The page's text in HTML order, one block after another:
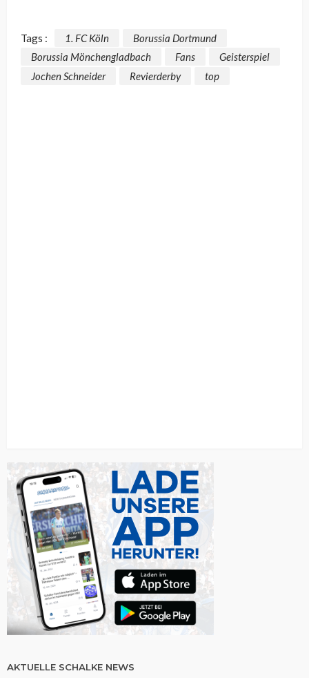
Tags : 1. FC Köln
Borussia Dortmund
Borussia Mönchengladbach
Fans
Geisterspiel
Jochen Schneider
Revierderby top
AKTUELLE SCHALKE NEWS